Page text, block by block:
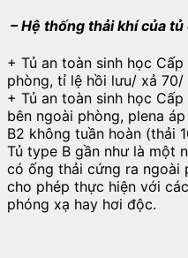
– Hệ thống thải khí của tủ
+ Tủ an toàn sinh học
phòng, tỉ lệ hồi lưu/ xả 70/
+ Tủ an toàn sinh học
bên ngoài phòng, plena
B2 không tuần hoàn (thải
Tủ type B gần như là một
có ống thải cứng ra ngoài
cho phép thực hiện với
phóng xạ hay hơi độc.